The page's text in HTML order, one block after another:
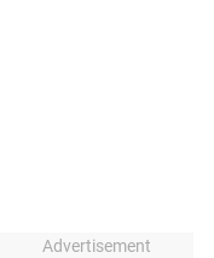
Advertisement